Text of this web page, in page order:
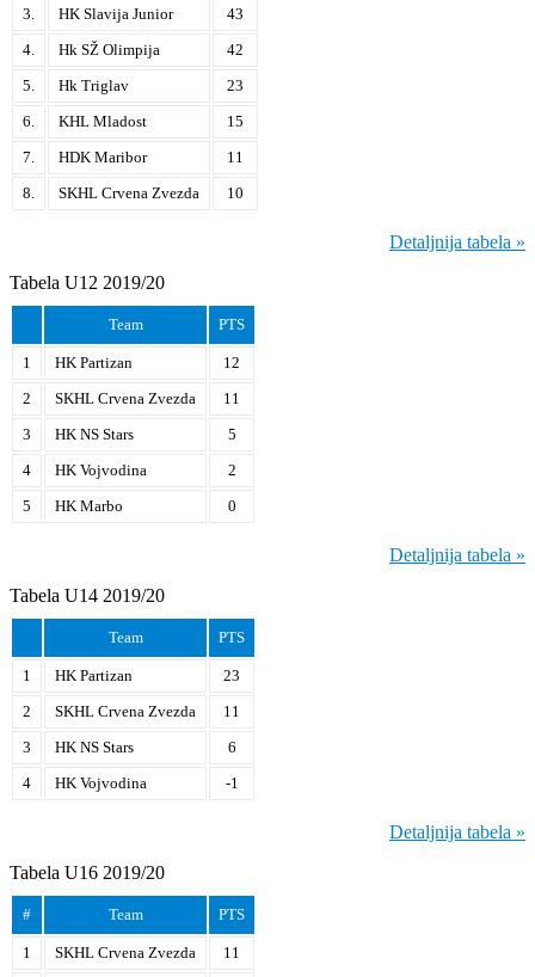
3.
HK Slavija Junior
43
4.
Hk SŽ Olimpija
42
5.
Hk Triglav
23
6.
KHL Mladost
15
7.
HDK Maribor
11
8.
SKHL Crvena Zvezda 10
Detaljnija tabela »
Tabela U12 2019/20
Team PTS
1 HK Partizan
12
2
SKHL Crvena Zvezda
11
3
HK NS Stars
5
4
HK Vojvodina
2
5
HK Marbo 0
Detaljnija tabela »
Tabela U14 2019/20
Team PTS
1 HK Partizan
23
2
SKHL Crvena Zvezda
11
3
HK NS Stars
6
4
HK Vojvodina -1
Detaljnija tabela »
Tabela U16 2019/20
# Team PTS
1 SKHL Crvena Zvezda
11